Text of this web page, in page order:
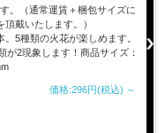
。（通常運賃＋梱包サイズに
頂戴いたします。）
5種類の火花が楽しめます。
が2現象します！商品サイズ：
価格:296円(税込) ～